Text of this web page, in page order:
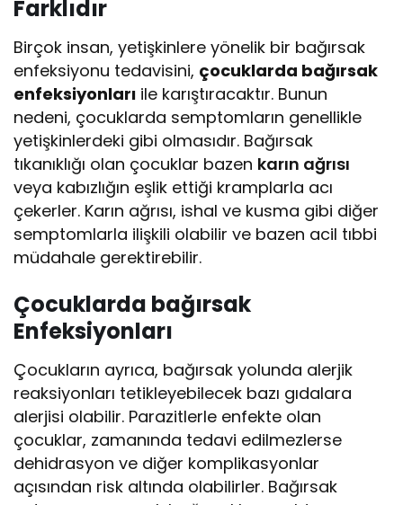
Farklıdır
Birçok insan, yetişkinlere yönelik bir bağırsak
enfeksiyonu tedavisini, çocuklarda bağırsak
enfeksiyonları ile karıştıracaktır. Bunun
nedeni, çocuklarda semptomların genellikle
yetişkinlerdeki gibi olmasıdır. Bağırsak
tıkanıklığı olan çocuklar bazen karın ağrısı
veya kabızlığın eşlik ettiği kramplarla acı
çekerler. Karın ağrısı, ishal ve kusma gibi diğer
semptomlarla ilişkili olabilir ve bazen acil tıbbi
müdahale gerektirebilir.
Çocuklarda bağırsak
Enfeksiyonları
Çocukların ayrıca, bağırsak yolunda alerjik
reaksiyonları tetikleyebilecek bazı gıdalara
alerjisi olabilir. Parazitlerle enfekte olan
çocuklar, zamanında tedavi edilmezlerse
dehidrasyon ve diğer komplikasyonlar
açısından risk altında olabilirler. Bağırsak